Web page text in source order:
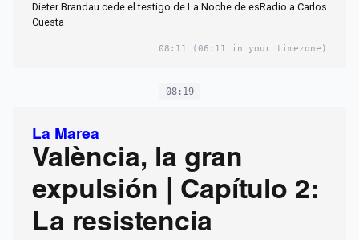
Dieter Brandau cede el testigo de La Noche de esRadio a Carlos
Cuesta
08:11 (06:11 in your timezone)
08:19
La Marea
València, la gran
expulsión | Capítulo 2:
La resistencia